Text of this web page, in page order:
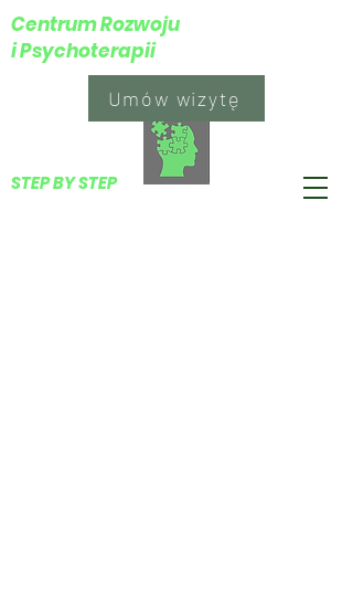
​STEP BY STEP
Umów wizytę
Centrum Rozwoju
i Psychoterapii